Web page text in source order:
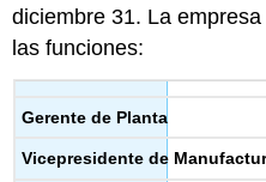
diciembre 31. La
las funciones:
Gerente de Planta
Vicepresidente de